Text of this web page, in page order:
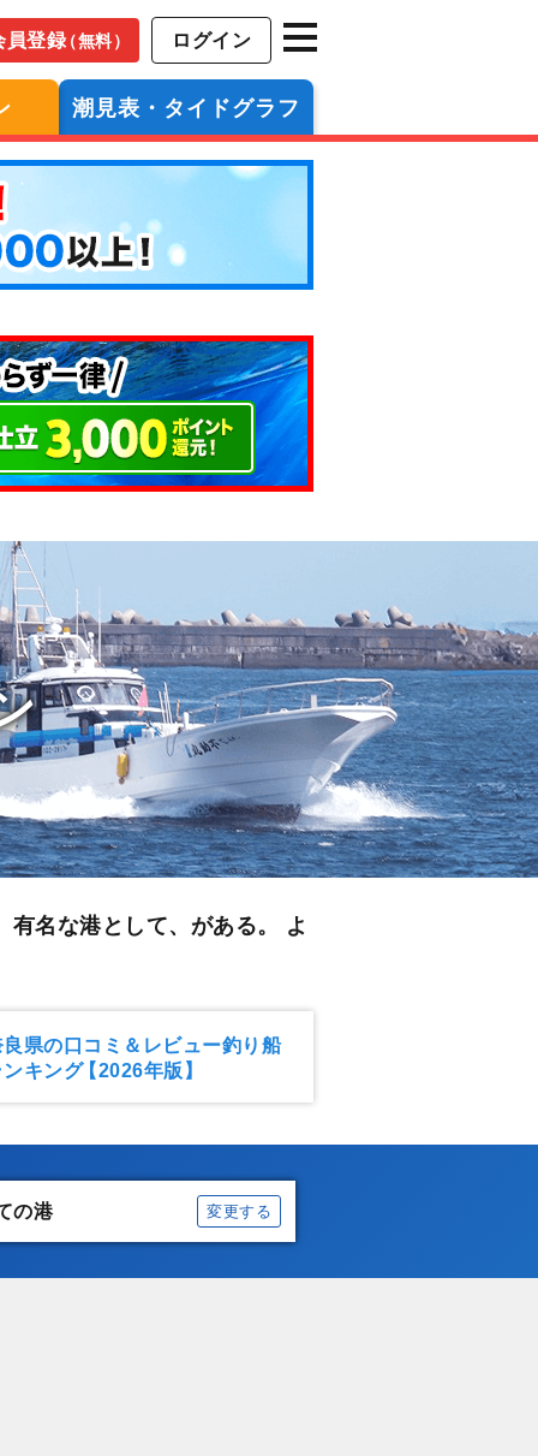
員登録（無料） ログイン
潮見表・タイドグラフ
名な港として、がある。 よ
良県の口コミ＆レビュー釣り船
ンキング【2026年版】
の港 変更する